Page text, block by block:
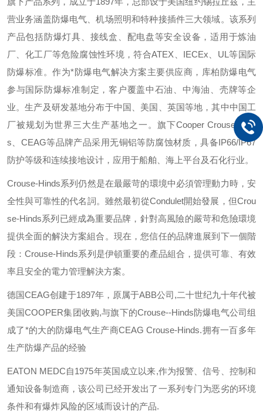
营业务涵盖防爆电气、机场照明和特种接插件三大领域。该系列
产品包括防爆灯具、接线盒、配电盘等安全设备，适用于炼油
厂、化工厂等危险腐蚀性环境，符合ATEX IECEx UL 等国际
防爆标准。作为*防爆电气解决方案主要供应商，库柏防爆电气
参与国际防爆标准制定，客户覆盖中石油、中海油、壳牌等企
业。生产及研发基地分布于中国、美国、英国等地，其中中国工
厂被规划为世界三大生产基地之一。旗下Cooper Crouse-Hind
s
CEAG等品牌产品采用无铜铝等防腐蚀材质，具备IP66/IP67
防护等级和连续接地设计，应用于船舶、海上平台及石化行业。
Crouse-Hinds系列仍然是在最嚴苛的環境中必須管理動力時，安
全性與可靠性的代名詞。雖然最初從Condulet開始發展，但Crou
se-Hinds系列已經成為重要品牌，針對高風險的嚴苛和危險環境
提供全面的解決方案組合。現在，您信任的品牌進展到下一個階
段：Crouse-Hinds系列是伊頓重要的產品組合，提供可靠、有效
率且安全的電力管理解決方案。
德国CEAG创建于1897年，原属于ABB公司,二十世纪九十年代被
美国COOPER集团收购,与旗下的Crouse--Hinds防爆电气公司组
成了*的大的防爆电气生产商CEAG Crouse-Hinds.拥有一百多年
生产防爆产品的经验
EATON MEDC自1975年英国成立以来,作为报警、信号、控制和
通知设备制造商，该公司已经开发出了一系列专门为恶劣的环境
条件和有爆炸风险的区域而设计的产品.